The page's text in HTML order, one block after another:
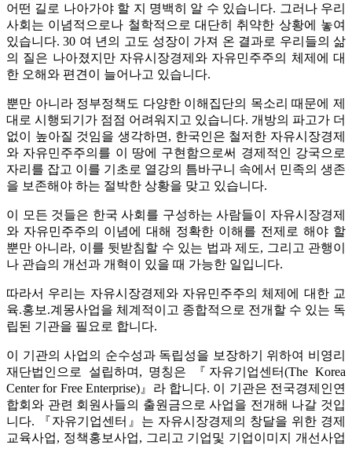
어떤 길로 나아가야 할 지 명백히 알 수 있습니다. 그러나 우리
사회는 이념적으로나 철학적으로 대단히 취약한 상황에 놓여
있습니다. 30 여 년의 고도 성장이 가져 온 결과로 우리들의 삶
의 질은 나아졌지만 자유시장경제와 자유민주주의 체제에 대
한 오해와 편견이 늘어나고 있습니다.
뿐만 아니라 정부정책도 다양한 이해집단의 목소리 때문에 제
대로 시행되기가 점점 어려워지고 있습니다. 개방의 파고가 더
없이 높아질 것임을 생각하면, 한국인은 철저한 자유시장경제
와 자유민주주의를 이 땅에 구현함으로써 경제적인 강국으로
자리를 잡고 이를 기초로 열강의 틈바구니 속에서 민족의 생존
을 보존해야 하는 절박한 상황을 맞고 있습니다.
이 모든 것들은 한국 사회를 구성하는 사람들이 자유시장경제
와 자유민주주의 이념에 대해 정확한 이해를 전제로 해야 할
뿐만 아니라, 이를 뒷받침할 수 있는 법과 제도, 그리고 관행이
나 관습의 개선과 개혁이 있을 때 가능한 일입니다.
따라서 우리는 자유시장경제와 자유민주주의 체제에 대한 교
육.홍보.계몽사업을 체계적이고 종합적으로 전개할 수 있는 독
립된 기관을 필요로 합니다.
이 기관의 사업의 순수성과 독립성을 보장하기 위하여 비영리
재단법인으로 설립하며, 명칭은 『자유기업센터(The Korea
Center for Free Enterprise)』라 합니다. 이 기관은 전국경제인연
합회와 관련 회원사들의 출원금으로 사업을 전개해 나갈 것입
니다. 『자유기업센터』는 자유시장경제의 창달을 위한 경제
교육사업, 정책홍보사업, 그리고 기업및 기업이미지 개선사업